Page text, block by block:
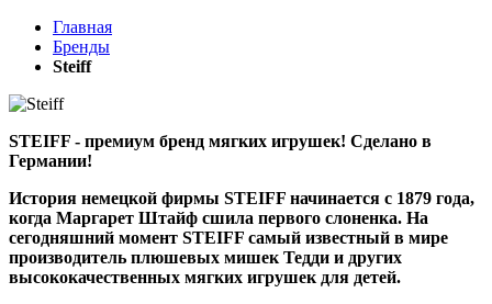
Главная
Бренды
Steiff
STEIFF - премиум бренд мягких игрушек! Сделано в
Германии!
История немецкой фирмы STEIFF начинается с 1879 года,
когда Маргарет Штайф сшила первого слоненка. На
сегодняшний момент STEIFF самый известный в мире
производитель плюшевых мишек Тедди и других
высококачественных мягких игрушек для детей.